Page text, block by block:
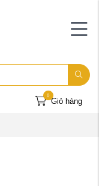
Giỏ hàng
0